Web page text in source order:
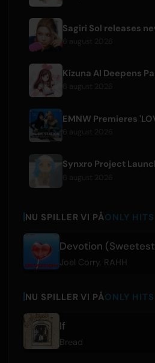
NU SPILLER VI PÅONLY HITS
Devotion
Joel Corry, RAHH
NU SPILLER VI PÅONLY
If
Bread